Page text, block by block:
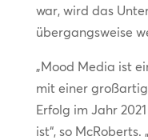
war, wird das
übergangsweise
„Mood Media ist
mit einer
Erfolg im Jahr
ist“, so